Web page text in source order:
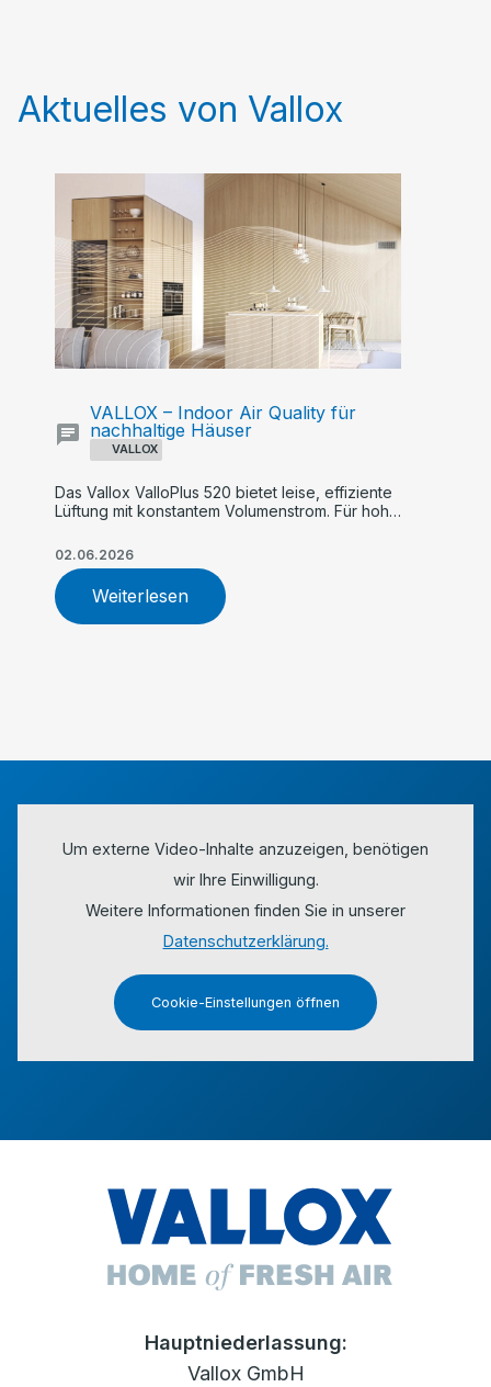
Aktuelles von Vallox
VALLOX
VALLOX – Indoor Air Quality für
nachhaltige Häuser
Das Vallox ValloPlus 520 bietet leise, effiziente
Lüftung mit konstantem Volumenstrom. Für hohe
maximalen Komfort im Einfamilienhaus.
02.06.2026
Weiterlesen
Um externe Video-Inhalte anzuzeigen, benötigen
wir Ihre Einwilligung.
Weitere Informationen finden Sie in unserer
Datenschutzerklärung.
Cookie-Einstellungen öffnen
Hauptniederlassung:
Vallox GmbH